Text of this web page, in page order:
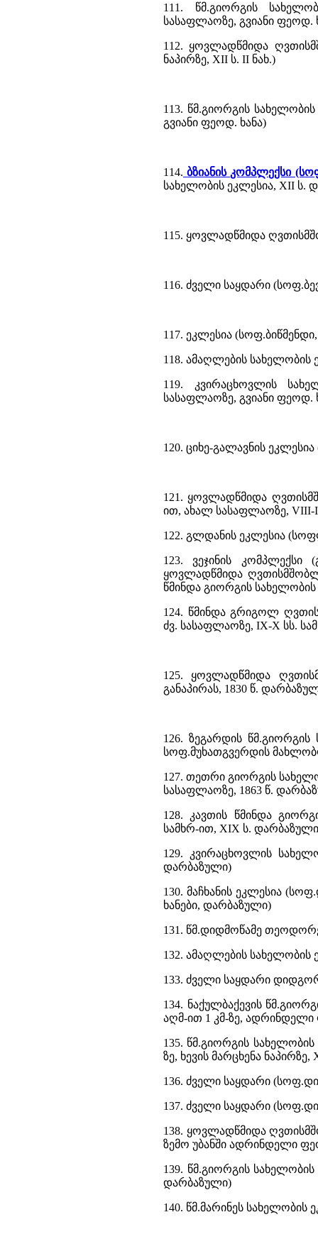
111. წმ.გიორგის
სასაფლაოზე, გვიანი ფეოდ.
112. ყოვლადწმიდა
ნაპირზე, XII ს. II ნახ.)
113. წმ.გიორგის
გვიანი ფეოდ. ხანა)
114. ბზიანის კომპლექსი
სახელობის ეკლესია, XII ს.
115. ყოვლადწმიდა
116. ძველი საყდარი
117. ეკლესია
118. ამაღლების სახელობის
119. კვირაცხოვლის
სასაფლაოზე, გვიანი ფეოდ.
120. ციხე-გალავნის
121. ყოვლადწმიდა
ით, ახალ სასაფლაოზე, VIII-
122. გლდანის ეკლესია
123. ვეჯინის
ყოვლადწმიდა
წმინდა გიორგის
124. წმინდა გრიგოლ
ძვ. სასაფლაოზე, IX-X სს.
125. ყოვლადწმიდა
განაპირას, 1830 წ.
126. ზეგარდის
სოფ.მუხათგვერდის
127. თეთრი გიორგის
სასაფლაოზე, 1863 წ.
128. კავთის წმინდა
სამხრ-ით, XIX ს.
129. კვირაცხოვლის
დარბაზული)
130. მაჩხანის ეკლესია
ხანები, დარბაზული)
131. წმ.დიდმოწამე
132. ამაღლების
133. ძველი საყდარი
134. ნაქულბაქევის
აღმ-ით 1 კმ-ზე,
135. წმ.გიორგის
ზე, ხევის მარცხენა
136. ძველი საყდარი
137. ძველი საყდარი
138. ყოვლადწმიდა
ზემო უბანში ადრინდელი
139. წმ.გიორგის
დარბაზული)
140. წმ.მარინეს